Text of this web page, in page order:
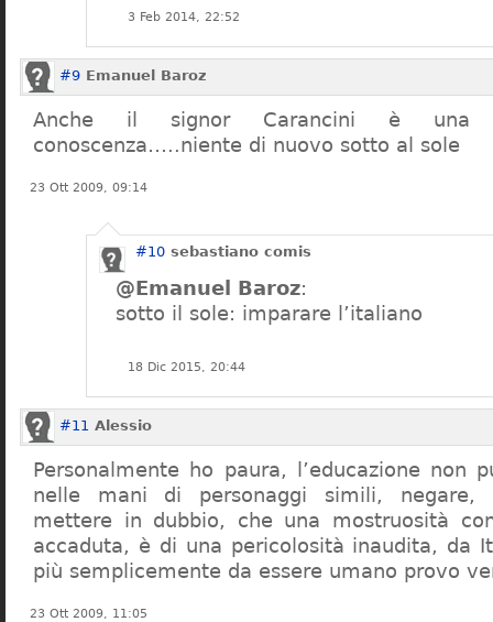
3 Feb 2014, 22:52
#9 Emanuel Baroz
Anche il signor Carancini è una
conoscenza…..niente di nuovo sotto al sole
23 Ott 2009, 09:14
#10 sebastiano comis
@Emanuel Baroz:
sotto il sole: imparare l’italiano
18 Dic 2015, 20:44
#11 Alessio
Personalmente ho paura, l’educazione non
nelle mani di personaggi simili, negare,
mettere in dubbio, che una mostruosità
accaduta, è di una pericolosità inaudita, da
più semplicemente da essere umano provo
23 Ott 2009, 11:05